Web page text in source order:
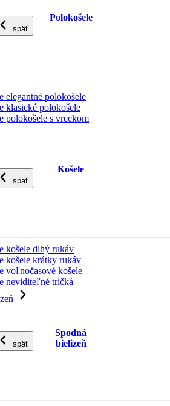
späť
Polokošele
elegantné polokošele
klasické polokošele
polokošele s vreckom
späť
Košele
košele dlhý rukáv
košele krátky rukáv
voľnočasové košele
neviditeľné tričká
späť
Spodná
bielizeň